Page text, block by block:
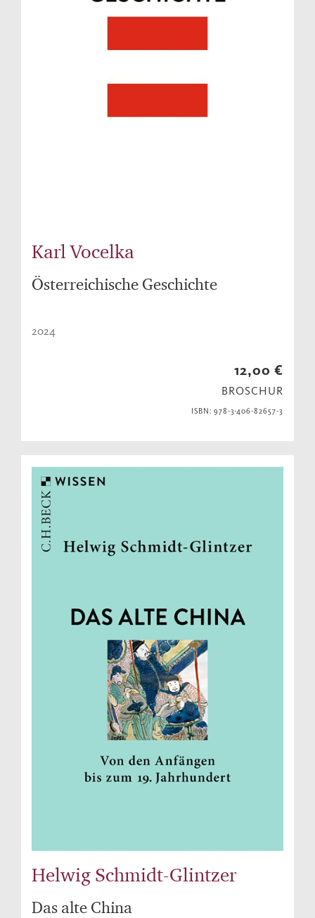
Karl Vocelka
Österreichische Geschichte
2024
12,00 €
BROSCHUR
ISBN: 978-3-406-82657-3
Helwig Schmidt-Glintzer
Das alte China